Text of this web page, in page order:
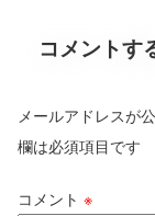
コメントす
メールアドレスが
欄は必須項目です
コメント ※